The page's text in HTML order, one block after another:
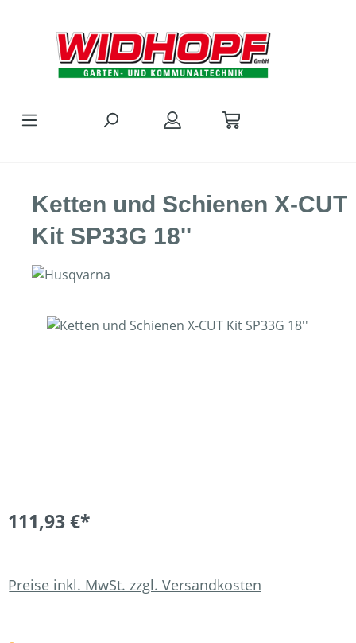
Ketten und Schienen X-CUT
Kit SP33G 18''
Bildergalerie überspringen
111,93 €*
Preise inkl. MwSt. zzgl. Versandkosten